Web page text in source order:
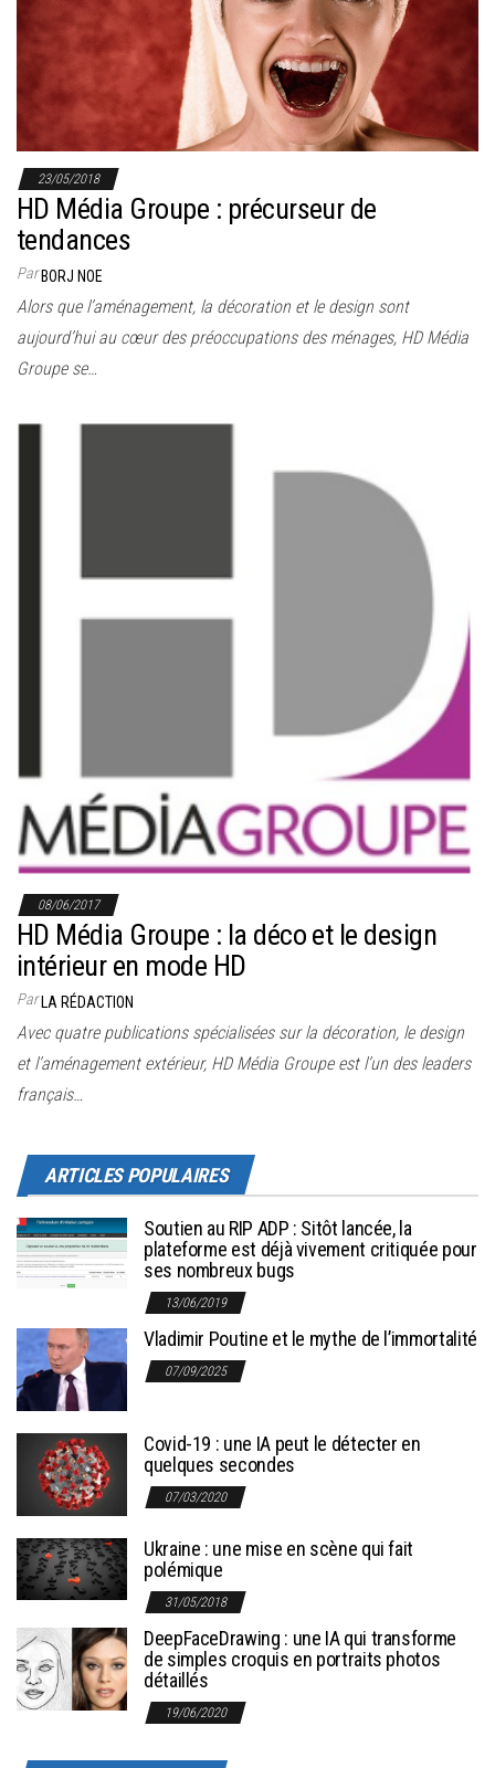
a
a
v
o
23/05/2018
HD Média Groupe : précurseur de
tendances
ParBORJ NOE
Alors que l’aménagement, la décoration et le design sont
aujourd’hui au cœur des préoccupations des ménages, HD Média
Groupe se…
08/06/2017
HD Média Groupe : la déco et le design
intérieur en mode HD
ParLA RÉDACTION
Avec quatre publications spécialisées sur la décoration, le design
et l’aménagement extérieur, HD Média Groupe est l’un des leaders
français…
ARTICLES POPULAIRES
Soutien au RIP ADP : Sitôt lancée, la
plateforme est déjà vivement critiquée pour
ses nombreux bugs
13/06/2019
Vladimir Poutine et le mythe de l’immortalité
07/09/2025
Covid-19 : une IA peut le détecter en
quelques secondes
07/03/2020
Ukraine : une mise en scène qui fait
polémique
31/05/2018
DeepFaceDrawing : une IA qui transforme
de simples croquis en portraits photos
détaillés
19/06/2020